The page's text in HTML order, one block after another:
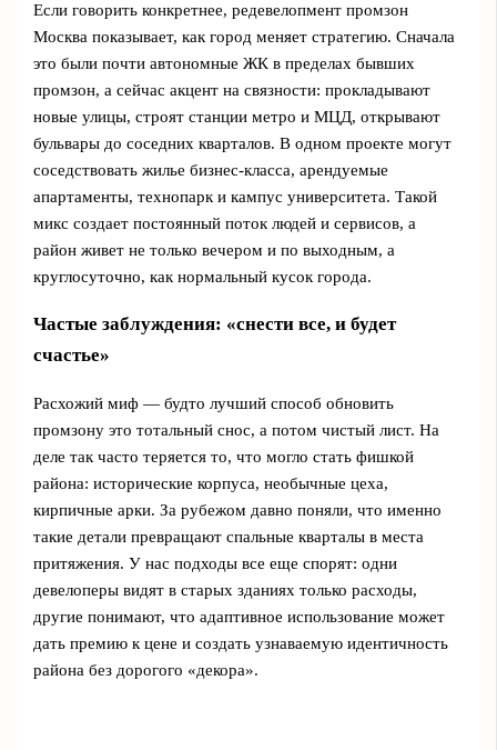
Если говорить конкретнее, редевелопмент промзон
Москва показывает, как город меняет стратегию. Сначала
это были почти автономные ЖК в пределах бывших
промзон, а сейчас акцент на связности: прокладывают
новые улицы, строят станции метро и МЦД, открывают
бульвары до соседних кварталов. В одном проекте могут
соседствовать жилье бизнес‑класса, арендуемые
апартаменты, технопарк и кампус университета. Такой
микс создает постоянный поток людей и сервисов, а
район живет не только вечером и по выходным, а
круглосуточно, как нормальный кусок города.
Частые заблуждения: «снести все, и будет
счастье»
Расхожий миф — будто лучший способ обновить
промзону это тотальный снос, а потом чистый лист. На
деле так часто теряется то, что могло стать фишкой
района: исторические корпуса, необычные цеха,
кирпичные арки. За рубежом давно поняли, что именно
такие детали превращают спальные кварталы в места
притяжения. У нас подходы все еще спорят: одни
девелоперы видят в старых зданиях только расходы,
другие понимают, что адаптивное использование может
дать премию к цене и создать узнаваемую идентичность
района без дорогого «декора».